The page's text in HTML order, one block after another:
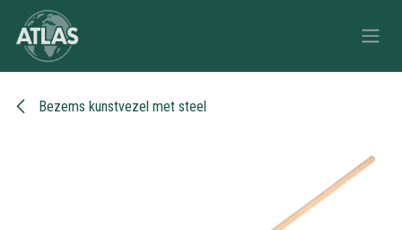
Overslaan naar inhoud
Bezems kunstvezel met steel